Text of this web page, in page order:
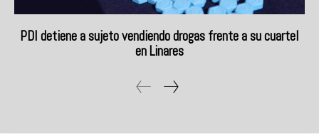
PDI detiene a sujeto vendiendo drogas frente a su cuartel
en Linares